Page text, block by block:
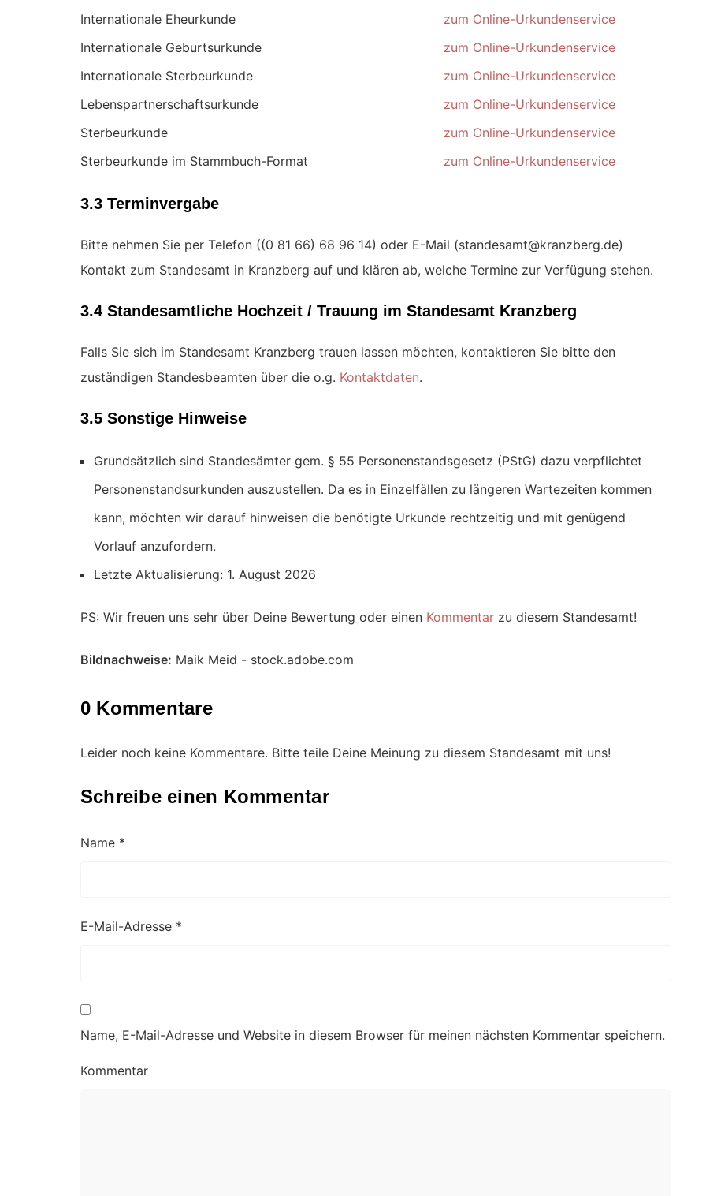
Internationale Eheurkunde
zum Online-Urkundenservice
Internationale Geburtsurkunde
zum Online-Urkundenservice
Internationale Sterbeurkunde
zum Online-Urkundenservice
Lebenspartnerschaftsurkunde
zum Online-Urkundenservice
Sterbeurkunde
zum Online-Urkundenservice
Sterbeurkunde im Stammbuch-Format
zum Online-Urkundenservice
3.3 Terminvergabe
Bitte nehmen Sie per Telefon ( ) oder E-Mail (
)
Kontakt zum Standesamt in Kranzberg auf und klären ab, welche Termine zur Verfügung stehen.
3.4 Standesamtliche Hochzeit / Trauung im Standesamt Kranzberg
Falls Sie sich im Standesamt Kranzberg trauen lassen möchten, kontaktieren Sie bitte den
zuständigen Standesbeamten über die o.g. Kontaktdaten.
3.5 Sonstige Hinweise
Grundsätzlich sind Standesämter gem. § 55 Personenstandsgesetz (PStG) dazu verpflichtet
Personenstandsurkunden auszustellen. Da es in Einzelfällen zu längeren Wartezeiten kommen
kann, möchten wir darauf hinweisen die benötigte Urkunde rechtzeitig und mit genügend
Vorlauf anzufordern.
Letzte Aktualisierung: 1. August 2026
PS: Wir freuen uns sehr über Deine Bewertung oder einen Kommentar zu diesem Standesamt!
Bildnachweise: Maik Meid - stock.adobe.com
0 Kommentare
Leider noch keine Kommentare. Bitte teile Deine Meinung zu diesem Standesamt mit uns!
Schreibe einen Kommentar
Name *
E-Mail-Adresse *
Name, E-Mail-Adresse und Website in diesem Browser für meinen nächsten Kommentar speichern.
Kommentar